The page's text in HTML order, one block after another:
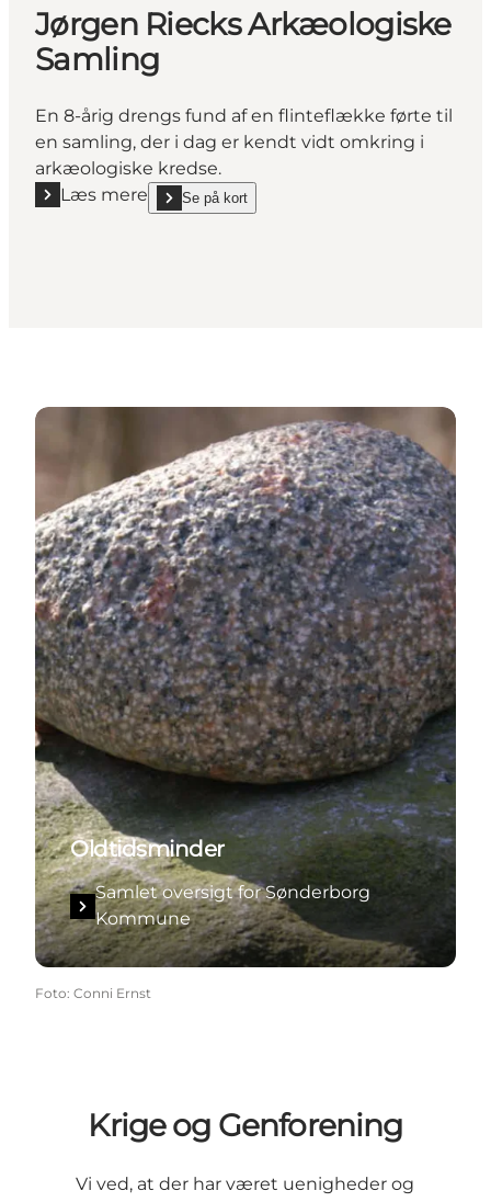
Jørgen Riecks Arkæologiske
Samling
En 8-årig drengs fund af en flinteflække førte til
en samling, der i dag er kendt vidt omkring i
arkæologiske kredse.
Læs mere
Læs mere "Jørgen Riecks Arkæologiske Samling"
Se på kort
show Jørgen Riecks Arkæologiske Samling on_map
Samlet oversigt for Sønderborg Kommune
Oldtidsminder
Samlet oversigt for Sønderborg
Kommune
Foto: Conni Ernst
Krige og Genforening
Vi ved, at der har været uenigheder og